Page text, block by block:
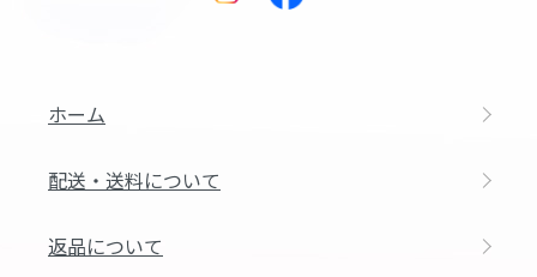
ホーム
配送・送料について
返品について